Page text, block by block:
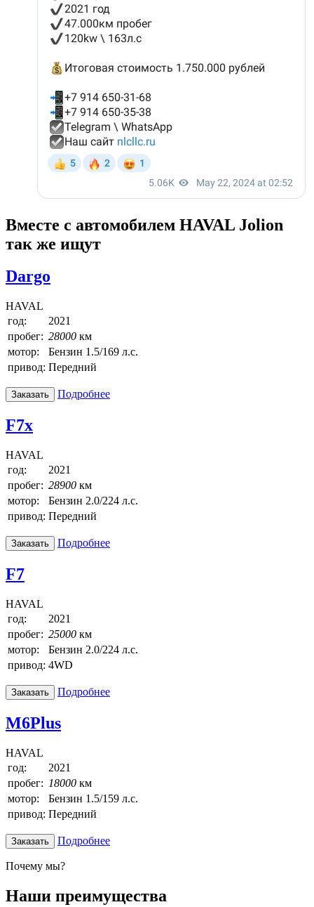
Вместе с автомобилем HAVAL Jolion
так же ищут
Dargo
HAVAL
год:
2021
пробег: 28000 км
мотор:
Бензин 1.5/169 л.с.
привод: Передний
Заказать Подробнее
F7x
HAVAL
год:
2021
пробег: 28900 км
мотор:
Бензин 2.0/224 л.с.
привод: Передний
Заказать Подробнее
F7
HAVAL
год:
2021
пробег: 25000 км
мотор:
Бензин 2.0/224 л.с.
привод: 4WD
Заказать Подробнее
M6Plus
HAVAL
год:
2021
пробег: 18000 км
мотор:
Бензин 1.5/159 л.с.
привод: Передний
Заказать Подробнее
Почему мы?
Наши преимущества